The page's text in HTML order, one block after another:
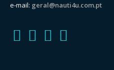
e-mail: geral@nauti4u.com.pt